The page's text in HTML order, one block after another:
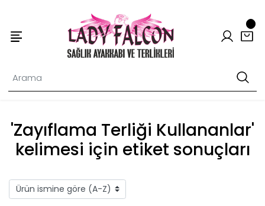
'Zayıflama Terliği Kullananlar'
kelimesi için etiket sonuçları